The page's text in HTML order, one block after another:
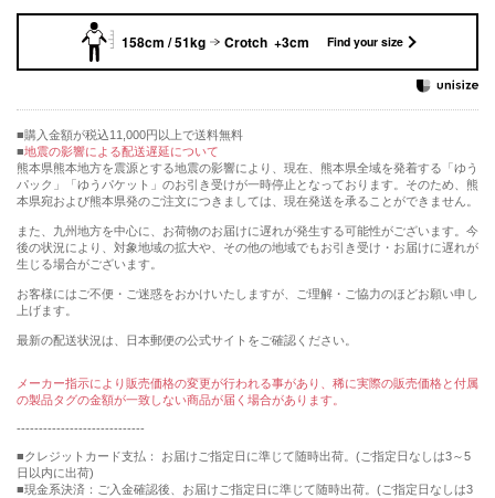
158cm / 51kg Crotch +3cm Find your size
購入金額が税込11,000円以上で送料無料
地震の影響による配送遅延について
熊本県熊本地方を震源とする地震の影響により、現在、熊本県全域を発着する「ゆう
パック」「ゆうパケット」のお引き受けが一時停止となっております。そのため、熊
本県宛および熊本県発のご注文につきましては、現在発送を承ることができません。
また、九州地方を中心に、お荷物のお届けに遅れが発生する可能性がございます。今
後の状況により、対象地域の拡大や、その他の地域でもお引き受け・お届けに遅れが
生じる場合がございます。
お客様にはご不便・ご迷惑をおかけいたしますが、ご理解・ご協力のほどお願い申し
上げます。
最新の配送状況は、日本郵便の公式サイトをご確認ください。
メーカー指示により販売価格の変更が行われる事があり、稀に実際の販売価格と付属
の製品タグの金額が一致しない商品が届く場合があります。
-----------------------------
■クレジットカード支払： お届けご指定日に準じて随時出荷。(ご指定日なしは3～5
日以内に出荷)
■現金系決済：ご入金確認後、お届けご指定日に準じて随時出荷。(ご指定日なしは3